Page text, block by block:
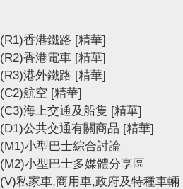
(R1)香港鐵路 [精華]
(R2)香港電車 [精華]
(R3)港外鐵路 [精華]
(C2)航空 [精華]
(C3)海上交通及船隻 [精華]
(D1)公共交通有關商品 [精華]
(M1)小型巴士綜合討論
(M2)小型巴士多媒體分享區
(V)私家車,商用車,政府及特種車輛